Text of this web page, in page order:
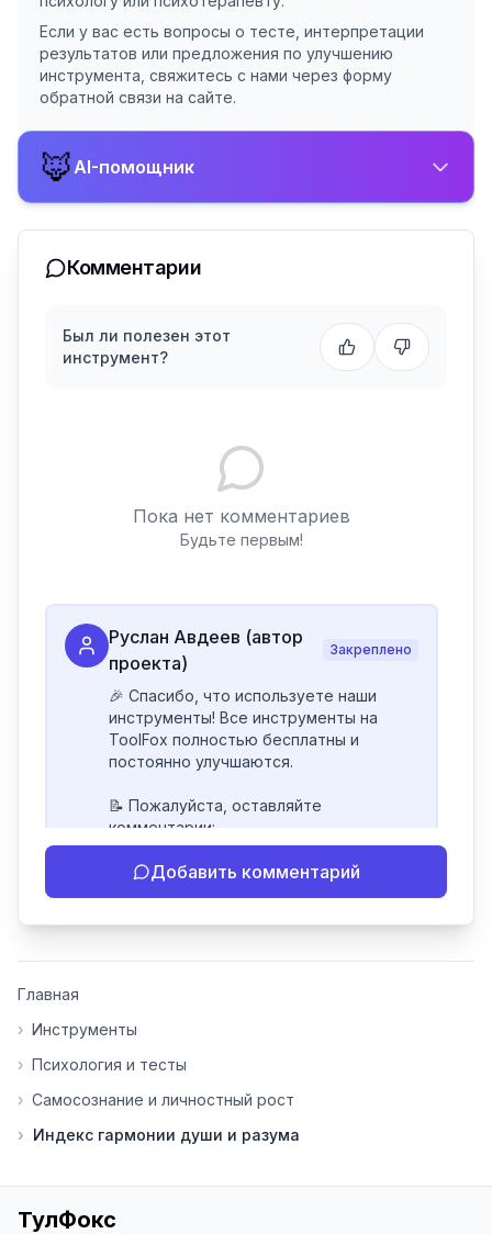
Если у вас есть вопросы о тесте, интерпретации
результатов или предложения по улучшению
инструмента, свяжитесь с нами через форму
обратной связи на сайте.
🦊AI-помощник
Комментарии
Был ли полезен этот
инструмент?
Пока нет комментариев
Будьте первым!
Руслан Авдеев (автор
проекта)
Закреплено
🎉 Спасибо, что используете наши
инструменты! Все инструменты на
ToolFox полностью бесплатны и
постоянно улучшаются.
📝 Пожалуйста, оставляйте
комментарии:
- Если инструмент работает
некорректно
инструменты нуждаются в доработке.
основе вашей обратной связи.
⭐ Если вам нравится ToolFox — буду
благодарен за отзыв о сайте в
наши инструменты!
Добавить комментарий
Главная
› Инструменты
› Психология и тесты
› Самосознание и личностный рост
› Индекс гармонии души и разума
ТулФокс